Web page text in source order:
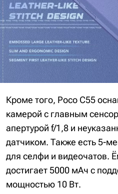
Кроме того, Poco C55
камерой с главным
апертурой f/1,8 и
датчиком. Также есть 5-
для селфи и видеочатов.
достигает 5000 мАч с
мощностью 10 Вт.